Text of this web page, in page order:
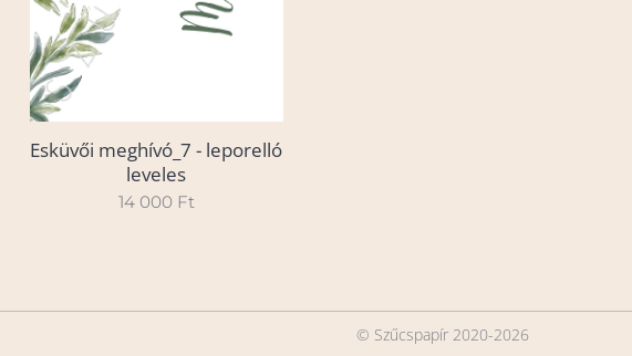
Esküvői meghívó_7 - leporelló
leveles
14 000 Ft
© Szűcspapír 2020-2026